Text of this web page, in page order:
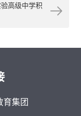
高级中学积
育集团